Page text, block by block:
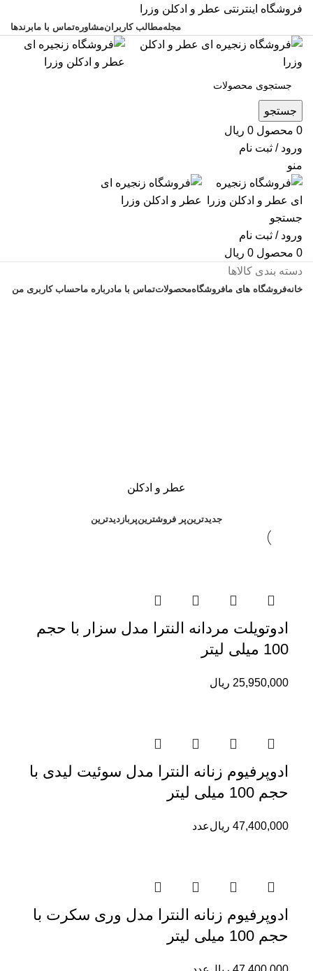
فروشگاه اینترنتی عطر و ادکلن وزرا
مجلهمطالب کاربرانمشاورهتماس با مابرندها
جستجو
0 محصول 0 ریال
ورود / ثبت نام
منو
جستجو
ورود / ثبت نام
0 محصول 0 ریال
دسته بندی کالاها
خانهفروشگاه های مافروشگاهمحصولاتتماس با مادرباره ماحساب کاربری من
عطر و ادکلن
جدیدترینپر فروشترینپربازدیدترین
ادوتویلت مردانه النترا مدل سزار با حجم
100 میلی لیتر
25,950,000 ریال
ادوپرفیوم زنانه النترا مدل سوئیت لیدی با
حجم 100 میلی لیتر
47,400,000 ریالعدد
ادوپرفیوم زنانه النترا مدل وری سکرت با
حجم 100 میلی لیتر